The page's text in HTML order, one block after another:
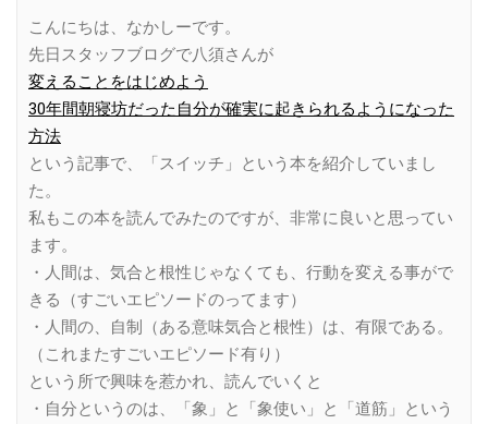
Link
こんにちは、なかしーです。
先日スタッフブログで八須さんが
変えることをはじめよう
30年間朝寝坊だった自分が確実に起きられるようになった
方法
という記事で、「スイッチ」という本を紹介していまし
た。
私もこの本を読んでみたのですが、非常に良いと思ってい
ます。
・人間は、気合と根性じゃなくても、行動を変える事がで
きる（すごいエピソードのってます）
・人間の、自制（ある意味気合と根性）は、有限である。
（これまたすごいエピソード有り）
という所で興味を惹かれ、読んでいくと
・自分というのは、「象」と「象使い」と「道筋」という